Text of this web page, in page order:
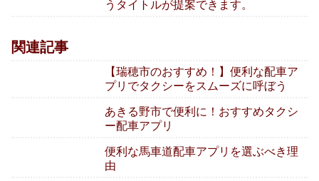
うタイトルが提案できます。
関連記事
【瑞穂市のおすすめ！】便利な配車ア
プリでタクシーをスムーズに呼ぼう
あきる野市で便利に！おすすめタクシ
ー配車アプリ
便利な馬車道配車アプリを選ぶべき理
由